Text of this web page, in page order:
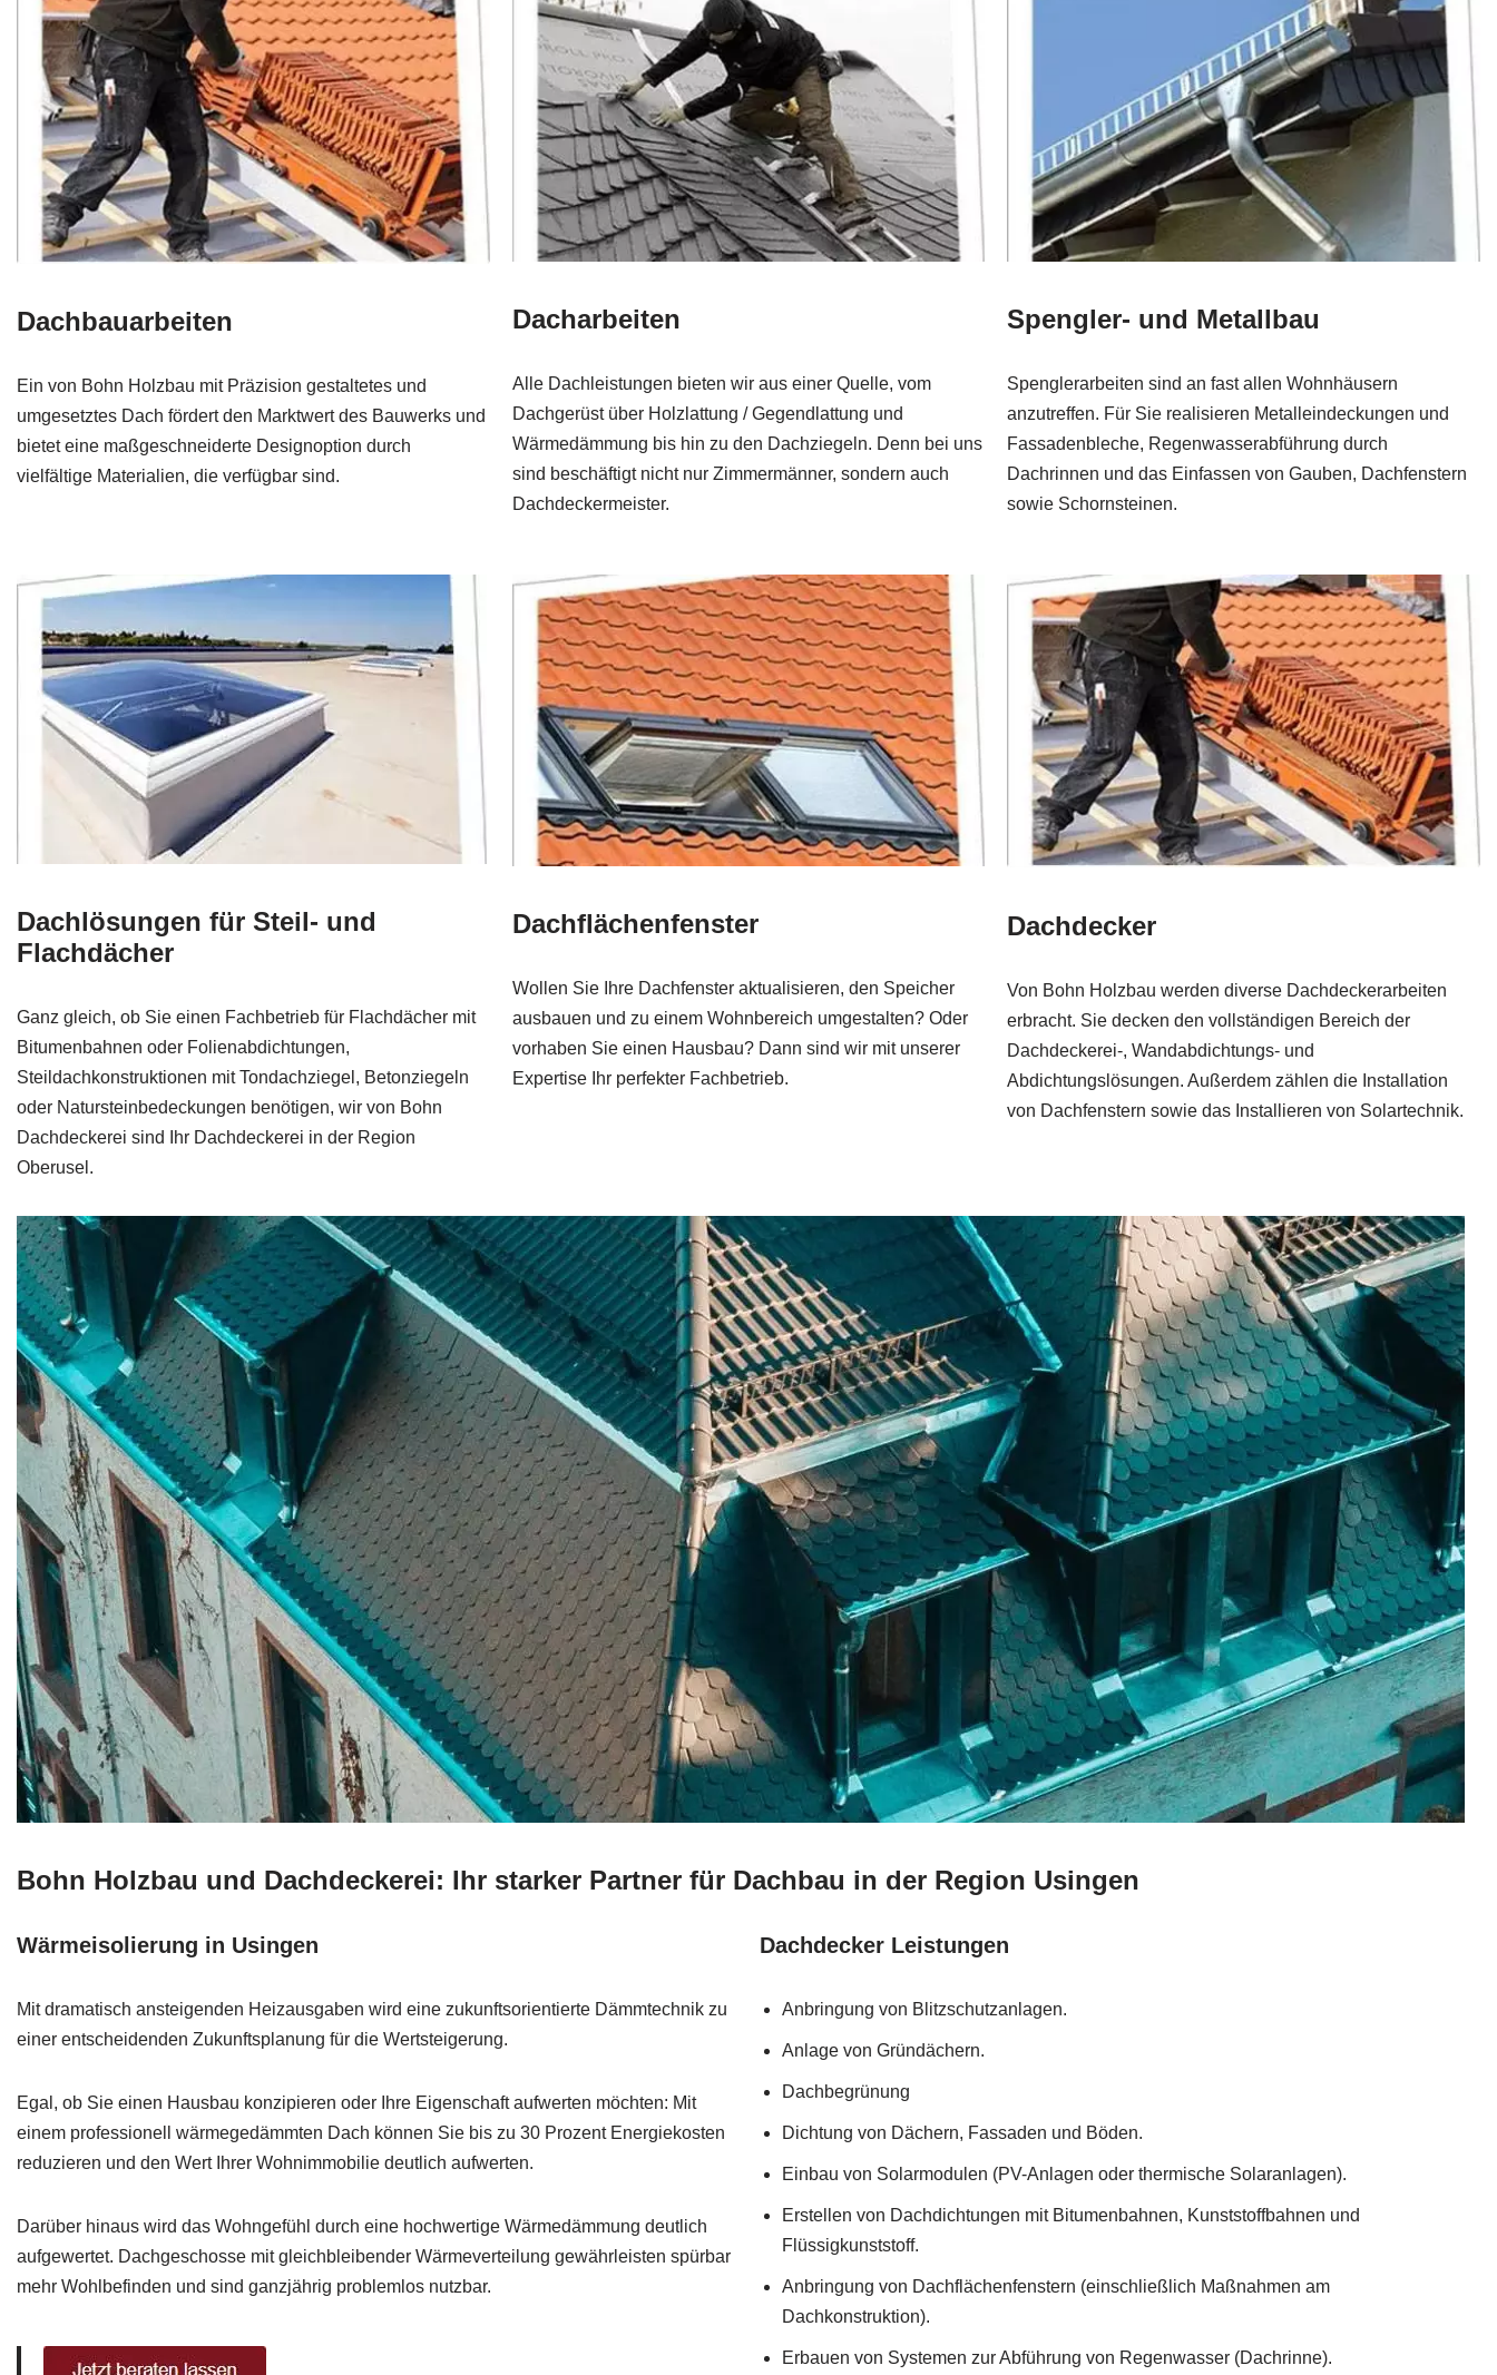
Dachbauarbeiten
Ein von Bohn Holzbau mit Präzision gestaltetes und
umgesetztes Dach fördert den Marktwert des Bauwerks und
bietet eine maßgeschneiderte Designoption durch
vielfältige Materialien, die verfügbar sind.
Dacharbeiten
Alle Dachleistungen bieten wir aus einer Quelle, vom
Dachgerüst über Holzlattung / Gegendlattung und
Wärmedämmung bis hin zu den Dachziegeln. Denn bei uns
sind beschäftigt nicht nur Zimmermänner, sondern auch
Dachdeckermeister.
Spengler- und Metallbau
Spenglerarbeiten sind an fast allen Wohnhäusern
anzutreffen. Für Sie realisieren Metalleindeckungen und
Fassadenbleche, Regenwasserabführung durch
Dachrinnen und das Einfassen von Gauben, Dachfenstern
sowie Schornsteinen.
Dachlösungen für Steil- und
Flachdächer
Ganz gleich, ob Sie einen Fachbetrieb für Flachdächer mit
Bitumenbahnen oder Folienabdichtungen,
Steildachkonstruktionen mit Tondachziegel, Betonziegeln
oder Natursteinbedeckungen benötigen, wir von Bohn
Dachdeckerei sind Ihr Dachdeckerei in der Region
Oberusel.
Dachflächenfenster
Wollen Sie Ihre Dachfenster aktualisieren, den Speicher
ausbauen und zu einem Wohnbereich umgestalten? Oder
vorhaben Sie einen Hausbau? Dann sind wir mit unserer
Expertise Ihr perfekter Fachbetrieb.
Dachdecker
Von Bohn Holzbau werden diverse Dachdeckerarbeiten
erbracht. Sie decken den vollständigen Bereich der
Dachdeckerei-, Wandabdichtungs- und
Abdichtungslösungen. Außerdem zählen die Installation
von Dachfenstern sowie das Installieren von Solartechnik.
Bohn Holzbau und Dachdeckerei: Ihr starker Partner für Dachbau in der Region Usingen
Wärmeisolierung in Usingen
Mit dramatisch ansteigenden Heizausgaben wird eine zukunftsorientierte Dämmtechnik zu
einer entscheidenden Zukunftsplanung für die Wertsteigerung.
Egal, ob Sie einen Hausbau konzipieren oder Ihre Eigenschaft aufwerten möchten: Mit
einem professionell wärmegedämmten Dach können Sie bis zu 30 Prozent Energiekosten
reduzieren und den Wert Ihrer Wohnimmobilie deutlich aufwerten.
Darüber hinaus wird das Wohngefühl durch eine hochwertige Wärmedämmung deutlich
aufgewertet. Dachgeschosse mit gleichbleibender Wärmeverteilung gewährleisten spürbar
mehr Wohlbefinden und sind ganzjährig problemlos nutzbar.
Dachdecker Leistungen
Anbringung von Blitzschutzanlagen.
Anlage von Gründächern.
Dachbegrünung
Dichtung von Dächern, Fassaden und Böden.
Einbau von Solarmodulen (PV-Anlagen oder thermische Solaranlagen).
Erstellen von Dachdichtungen mit Bitumenbahnen, Kunststoffbahnen und
Flüssigkunststoff.
Anbringung von Dachflächenfenstern (einschließlich Maßnahmen am
Dachkonstruktion).
Erbauen von Systemen zur Abführung von Regenwasser (Dachrinne).